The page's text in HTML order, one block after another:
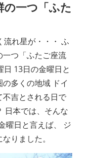
の一つ「ふた
流れ星が・・・ ふ
つ「ふたご座流
13日の金曜日と
多くの地域 ドイ
吉とされる日で
日本では、そんな
曜日と言えば、 ジ
りました。